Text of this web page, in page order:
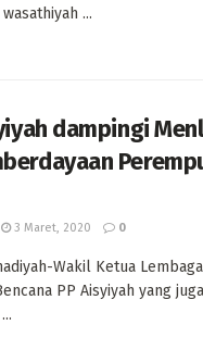
...
dampingi
3 Maret, 2020 0
Wakil Ketua
PP Aisyiyah yang